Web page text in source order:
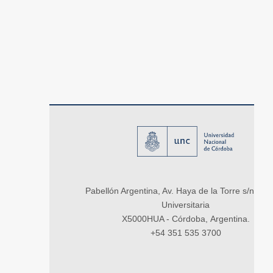
Pabellón Argentina, Av. Haya de la Torre s/n,
Universitaria
X5000HUA - Córdoba, Argentina.
+54 351 535 3700